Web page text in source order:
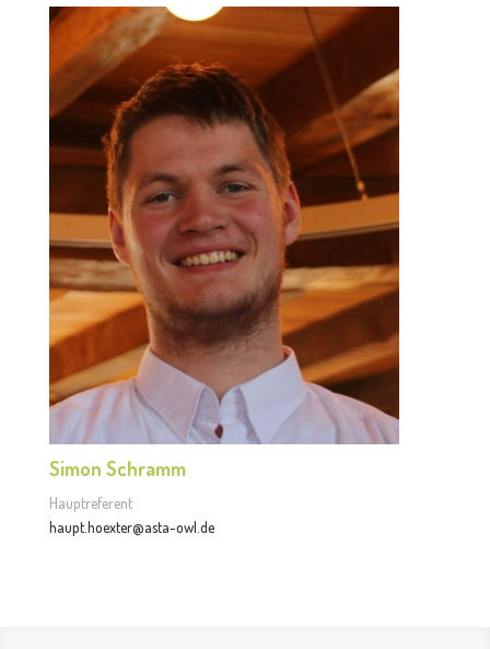
Simon Schramm
Hauptreferent
haupt.hoexter@asta-owl.de